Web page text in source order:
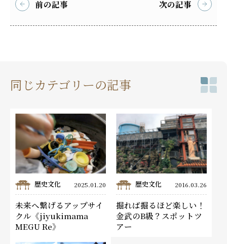
前の記事 次の記事
同じカテゴリーの記事
歴史文化 2025.01.20
未来へ繋げるアップサイ
クル《jiyukimama
MEGU Re》
歴史文化 2016.03.26
掘れば掘るほど楽しい！
金武のB級？スポットツ
アー